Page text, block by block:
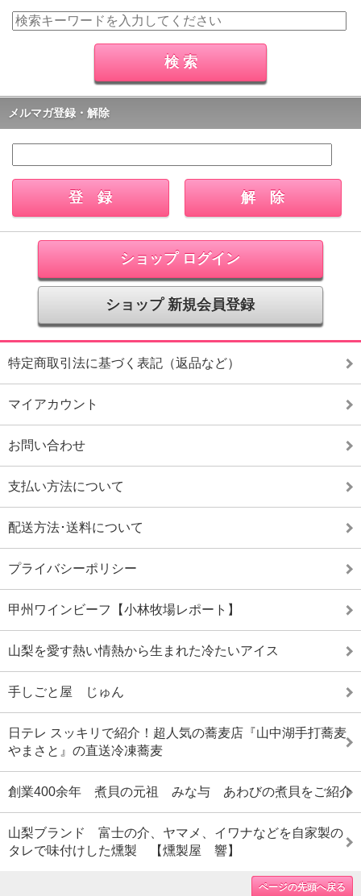
メルマガ登録・解除
ショップ ログイン
ショップ 新規会員登録
特定商取引法に基づく表記（返品など）
マイアカウント
お問い合わせ
支払い方法について
配送方法･送料について
プライバシーポリシー
甲州ワインビーフ【小林牧場レポート】
山梨を愛す熱い情熱から生まれた冷たいアイス
手しごと屋 じゅん
日テレ スッキリで紹介！超人気の蕎麦店『山中湖手打蕎麦
やまさと』の直送冷凍蕎麦
創業400余年 煮貝の元祖 みな与 あわびの煮貝をご紹介
山梨ブランド 富士の介、ヤマメ、イワナなどを自家製の
タレで味付けした燻製 【燻製屋 響】
ページの先頭へ戻る